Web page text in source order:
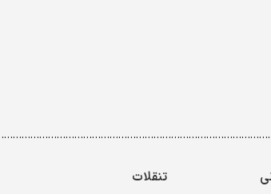
تنقلات